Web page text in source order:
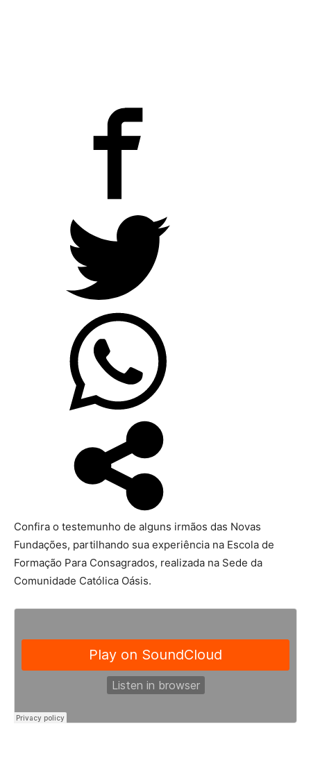
Confira o testemunho de alguns irmãos das Novas
Fundações, partilhando sua experiência na Escola de
Formação Para Consagrados, realizada na Sede da
Comunidade Católica Oásis.